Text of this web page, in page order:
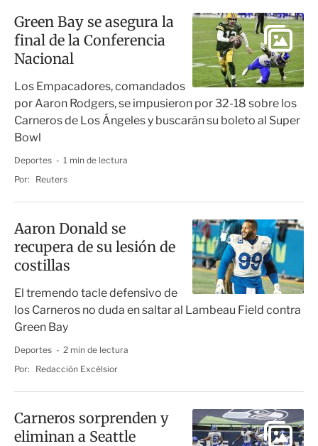
Green Bay se asegura la
final de la Conferencia
Nacional
Los Empacadores, comandados
por Aaron Rodgers, se impusieron por 32-18 sobre los
Carneros de Los Ángeles y buscarán su boleto al Super
Bowl
Deportes
1 min de lectura
Por:
Reuters
Aaron Donald se
recupera de su lesión de
costillas
El tremendo tacle defensivo de
los Carneros no duda en saltar al Lambeau Field contra
Green Bay
Deportes
2 min de lectura
Por:
Redacción Excélsior
Carneros sorprenden y
eliminan a Seattle